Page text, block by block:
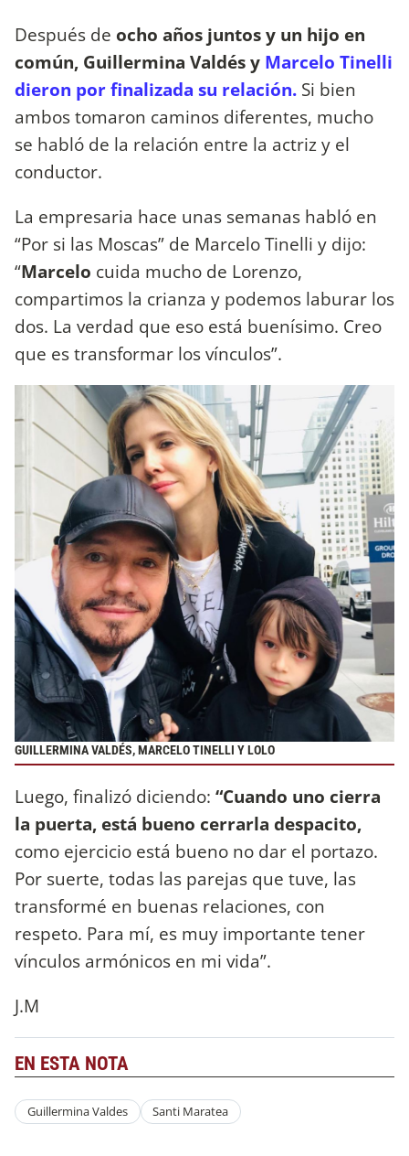
Después de ocho años juntos y un hijo en
común, Guillermina Valdés y Marcelo Tinelli
dieron por finalizada su relación. Si bien
ambos tomaron caminos diferentes, mucho
se habló de la relación entre la actriz y el
conductor.
La empresaria hace unas semanas habló en
“Por si las Moscas” de Marcelo Tinelli y dijo:
“Marcelo cuida mucho de Lorenzo,
compartimos la crianza y podemos laburar los
dos. La verdad que eso está buenísimo. Creo
que es transformar los vínculos”.
GUILLERMINA VALDÉS, MARCELO TINELLI Y LOLO
Luego, finalizó diciendo: “Cuando uno cierra
la puerta, está bueno cerrarla despacito,
como ejercicio está bueno no dar el portazo.
Por suerte, todas las parejas que tuve, las
transformé en buenas relaciones, con
respeto. Para mí, es muy importante tener
vínculos armónicos en mi vida”.
J.M
EN ESTA NOTA
Guillermina Valdes Santi Maratea